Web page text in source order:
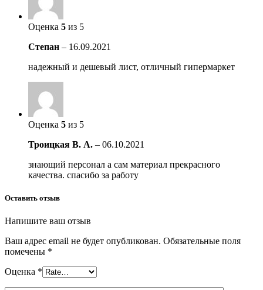
Оценка 5 из 5
Степан – 16.09.2021
надежный и дешевый лист, отличный гипермаркет
Оценка 5 из 5
Троицкая В. А. – 06.10.2021
знающий персонал а сам материал прекрасного
качества. спасибо за работу
Оставить отзыв
Напишите ваш отзыв
Ваш адрес email не будет опубликован. Обязательные поля
помечены *
Оценка *